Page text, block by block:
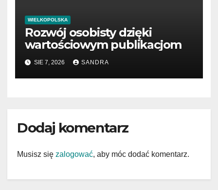
WIELKOPOLSKA
Rozwój osobisty dzięki
wartościowym publikacjom
SIE 7, 2026 SANDRA
Dodaj komentarz
Musisz się zalogować, aby móc dodać komentarz.